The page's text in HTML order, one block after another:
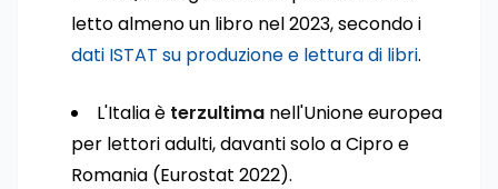
letto almeno un libro nel 2023, secondo i
dati ISTAT su produzione e lettura di libri.
L'Italia è terzultima nell'Unione europea
per lettori adulti, davanti solo a Cipro e
Romania (Eurostat 2022).